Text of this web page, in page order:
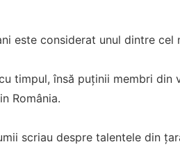
este considerat unul dintre cel
timpul, însă puținii membri din
România.
scriau despre talentele din